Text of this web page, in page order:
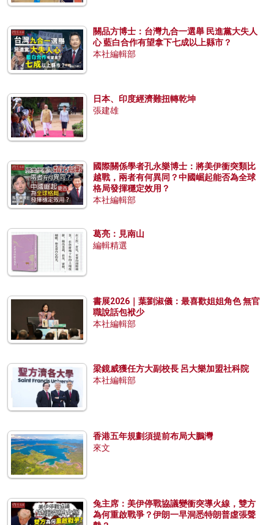
關品方博士：台灣九合一選舉 民進黨大失人
心 藍白合作有望拿下七成以上縣市？
本社編輯部
日本、印度經濟難扭轉乾坤
張建雄
國際關係學者孔永樂博士：將美伊衝突類比
越戰，兩者有何異同？中國崛起能否為全球
格局發揮穩定效用？
本社編輯部
葛亮：見南山
編輯精選
書展2026｜葉劉淑儀：最喜歡姐姐角色 無官
職說話包袱少
本社編輯部
梁鏡威獲任方大副校長 呂大樂加盟社科院
本社編輯部
香港五年規劃須提前布局大鵬灣
來文
兔主席：美伊停戰協議變衝突導火線，雙方
為何重啟戰爭？伊朗一早洞悉特朗普虛張聲